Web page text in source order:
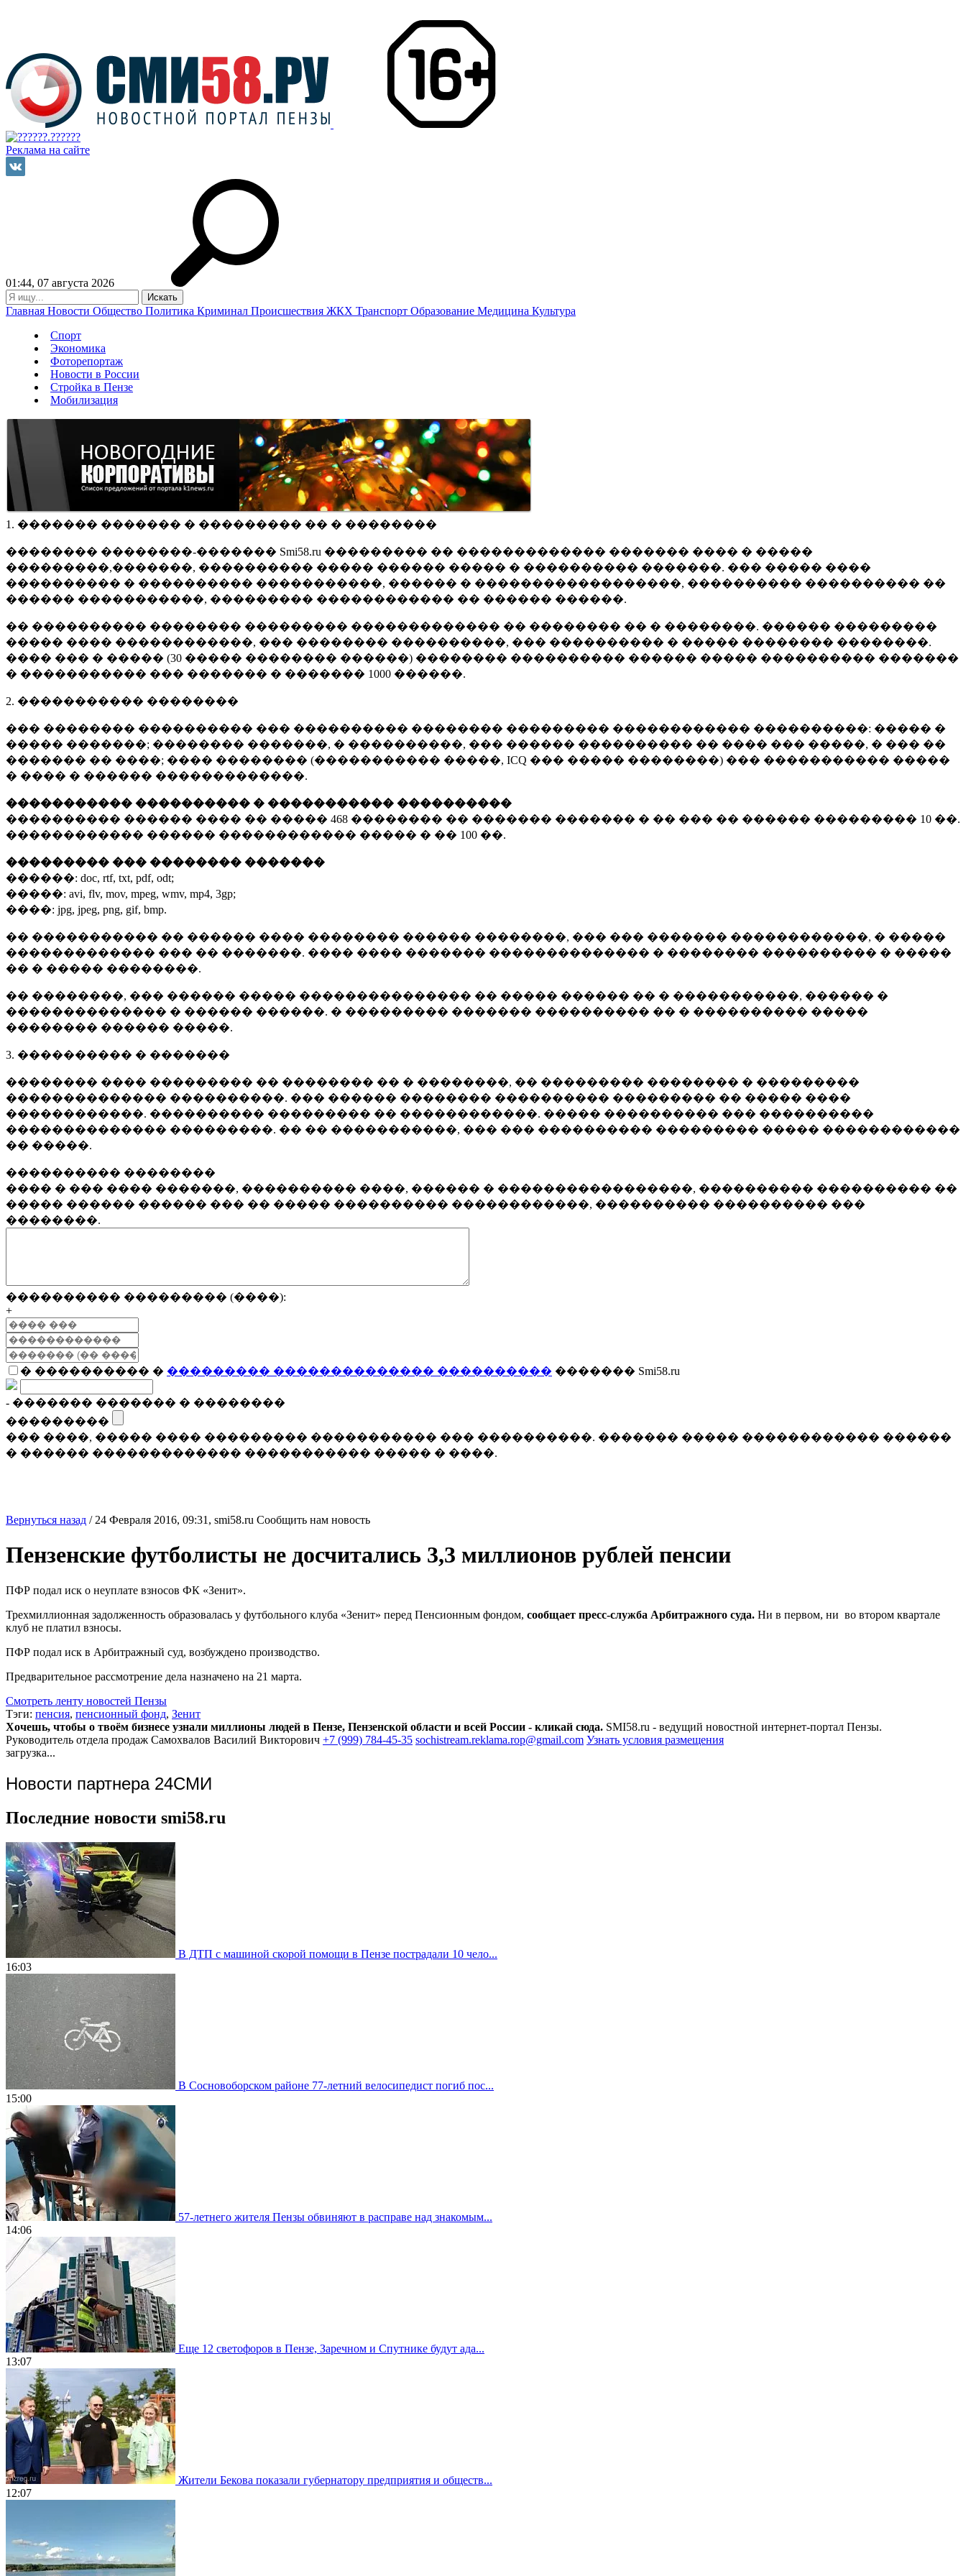
Реклама на сайте
01:44, 07 августа 2026
Главная Новости Общество Политика Криминал Происшествия ЖКХ Транспорт Образование Медицина Культура
Спорт
Экономика
Фоторепортаж
Новости в России
Стройка в Пензе
Мобилизация
1. ������� ������� � ��������� �� � ��������
�������� ��������-������� Smi58.ru ��������� �� ������������� ������� ���� � �����
���������,�������, ���������� ����� ������ ����� � ���������� �������. ��� ����� ����
���������� � ���������� �����������, ������ � ������������������, ���������� ���������� ��
������ �����������, ��������� ������������ �� ������ ������.
�� ���������� �������� ��������� ������������� �� �������� �� � ��������. ������ ���������
����� ���� ������������, ��� �������� ����������, ��� ���������� � ����� �������� ��������.
���� ��� � ����� (30 ����� �������� ������) �������� ���������� ������ ����� ���������� �������
� ����������� ��� ������� � ������� 1000 ������.
2. ����������� ��������
��� �������� ���������� ��� ���������� �������� ��������� ������������ ����������: ����� �
����� �������; �������� �������, � ����������, ��� ������ ���������� �� ���� ��� �����, � ��� ��
������� �� ����; ���� �������� (����������� �����, ICQ ��� ����� ��������) ��� ����������� �����
� ���� � ������ �������������.
����������� ���������� � ����������� ����������
���������� ������ ���� �� ����� 468 �������� �� ������� ������� � �� ��� �� ������ ��������� 10 ��.
������������ ������ ������������ ����� � �� 100 ��.
��������� ��� �������� �������
������: doc, rtf, txt, pdf, odt;
�����: avi, flv, mov, mpeg, wmv, mp4, 3gp;
����: jpg, jpeg, png, gif, bmp.
�� ����������� �� ������ ���� �������� ������ ��������, ��� ��� ������� ������������, � �����
������������� ��� �� �������. ���� ���� ������� �������������� � �������� ���������� � �����
�� � ����� ��������.
�� ��������, ��� ������ ����� ��������������� �� ����� ������ �� � �����������, ������ �
�������������� � ������ ������. � ��������� ������� ���������� �� � ���������� �����
�������� ������ �����.
3. ���������� � �������
�������� ���� ��������� �� �������� �� � ��������, �� ��������� �������� � ���������
�������������� ����������. ��� ������ �������� ���������� ��������� �� ����� ����
������������. ���������� ��������� �� ������������. ����� ���������� ��� ����������
�������������� ���������. �� �� �����������, ��� ��� ���������� ��������� ����� ������������
�� �����.
���������� ��������
���� � ��� ���� �������, ���������� ����, ������ � �����������������, ���������� ���������� ��
����� ������ ������ ��� �� ����� ���������� ������������, ���������� ���������� ���
��������.
���������� ��������� (����):
+
� ���������� � ��������� �������������� ���������� ������� Smi58.ru
- ������� ������� � ��������
���������
��� ����, ����� ���� ��������� ����������� ��� ����������. ������� ����� ������������ ������
� ������ ������������� ����������� ����� � ����.
Вернуться назад / 24 Февраля 2016, 09:31, smi58.ru Сообщить нам новость
Пензенские футболисты не досчитались 3,3 миллионов рублей пенсии
ПФР подал иск о неуплате взносов ФК «Зенит».
Трехмиллионная задолженность образовалась у футбольного клуба «Зенит» перед Пенсионным фондом, сообщает пресс-служба Арбитражного суда. Ни в первом, ни во втором квартале
клуб не платил взносы.
ПФР подал иск в Арбитражный суд, возбуждено производство.
Предварительное рассмотрение дела назначено на 21 марта.
Смотреть ленту новостей Пензы
Тэги: пенсия, пенсионный фонд, Зенит
Хочешь, чтобы о твоём бизнесе узнали миллионы людей в Пензе, Пензенской области и всей России - кликай сюда. SMI58.ru - ведущий новостной интернет-портал Пензы.
Руководитель отдела продаж Самохвалов Василий Викторович +7 (999) 784-45-35 sochistream.reklama.rop@gmail.com Узнать условия размещения
загрузка...
Новости партнера 24СМИ
Последние новости smi58.ru
В ДТП с машиной скорой помощи в Пензе пострадали 10 чело...
16:03
В Сосновоборском районе 77-летний велосипедист погиб пос...
15:00
57-летнего жителя Пензы обвиняют в расправе над знакомым...
14:06
Еще 12 светофоров в Пензе, Заречном и Спутнике будут ада...
13:07
Жители Бекова показали губернатору предприятия и обществ...
12:07